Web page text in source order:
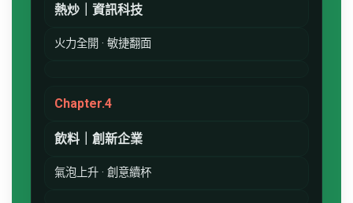
熱炒｜資訊科技
火力全開 · 敏捷翻面
Chapter.4
飲料｜創新企業
氣泡上升 · 創意續杯